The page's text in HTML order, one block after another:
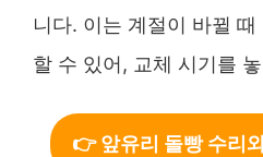
니다. 이는 계절이 바뀔
할 수 있어, 교체 시기를
👉 앞유리 돌빵 수리